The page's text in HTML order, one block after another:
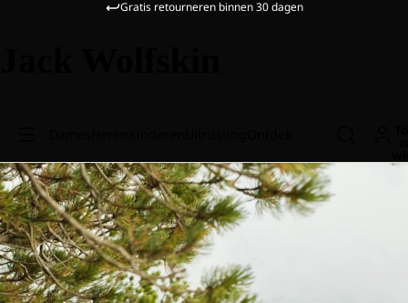
Gratis retourneren binnen 30 dagen